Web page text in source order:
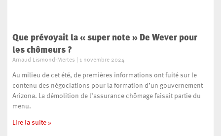
Que prévoyait la « super note » De Wever pour
les chômeurs ?
Arnaud Lismond-Mertes 1 novembre 2024
Au milieu de cet été, de premières informations ont fuité sur le
contenu des négociations pour la formation d’un gouvernement
Arizona. La démolition de l’assurance chômage faisait partie du
menu.
Lire la suite »